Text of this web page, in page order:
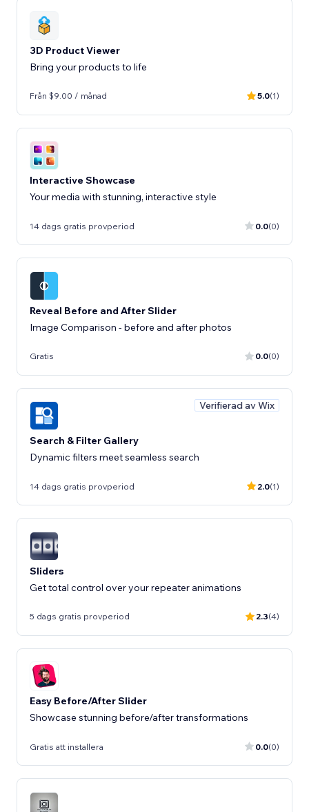
3D Product Viewer
Bring your products to life
Från $9.00 / månad 5.0(1)
Interactive Showcase
Your media with stunning, interactive style
14 dags gratis provperiod 0.0(0)
Reveal Before and After Slider
Image Comparison - before and after photos
Gratis 0.0(0)
Verifierad av Wix
Search & Filter Gallery
Dynamic filters meet seamless search
14 dags gratis provperiod 2.0(1)
Sliders
Get total control over your repeater animations
5 dags gratis provperiod 2.3(4)
Easy Before/After Slider
Showcase stunning before/after transformations
Gratis att installera 0.0(0)